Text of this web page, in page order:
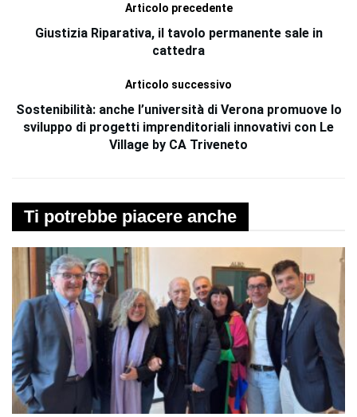
Articolo precedente
Giustizia Riparativa, il tavolo permanente sale in
cattedra
Articolo successivo
Sostenibilità: anche l’università di Verona promuove lo
sviluppo di progetti imprenditoriali innovativi con Le
Village by CA Triveneto
Ti potrebbe piacere anche